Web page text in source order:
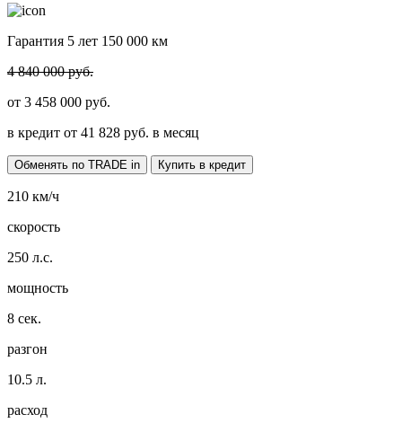
Гарантия 5 лет 150 000 км
4 840 000 руб.
от 3 458 000 руб.
в кредит от 41 828 руб. в месяц
Обменять по TRADE in Купить в кредит
210 км/ч
скорость
250 л.с.
мощность
8 сек.
разгон
10.5 л.
расход